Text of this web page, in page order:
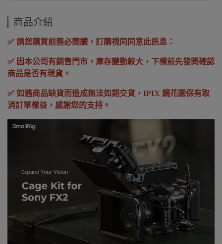
商品介紹
✅ 請您購買前務必閱讀，訂購視同同意此訊息：
✅ 因本公司有銷售門市，庫存變動較大，下標前先發問確認
商品是否有現貨。
✅ 如遇商品缺貨而造成無法如期交貨，IPIX 鏡花園保有取
消訂單權益，感謝您的支持。